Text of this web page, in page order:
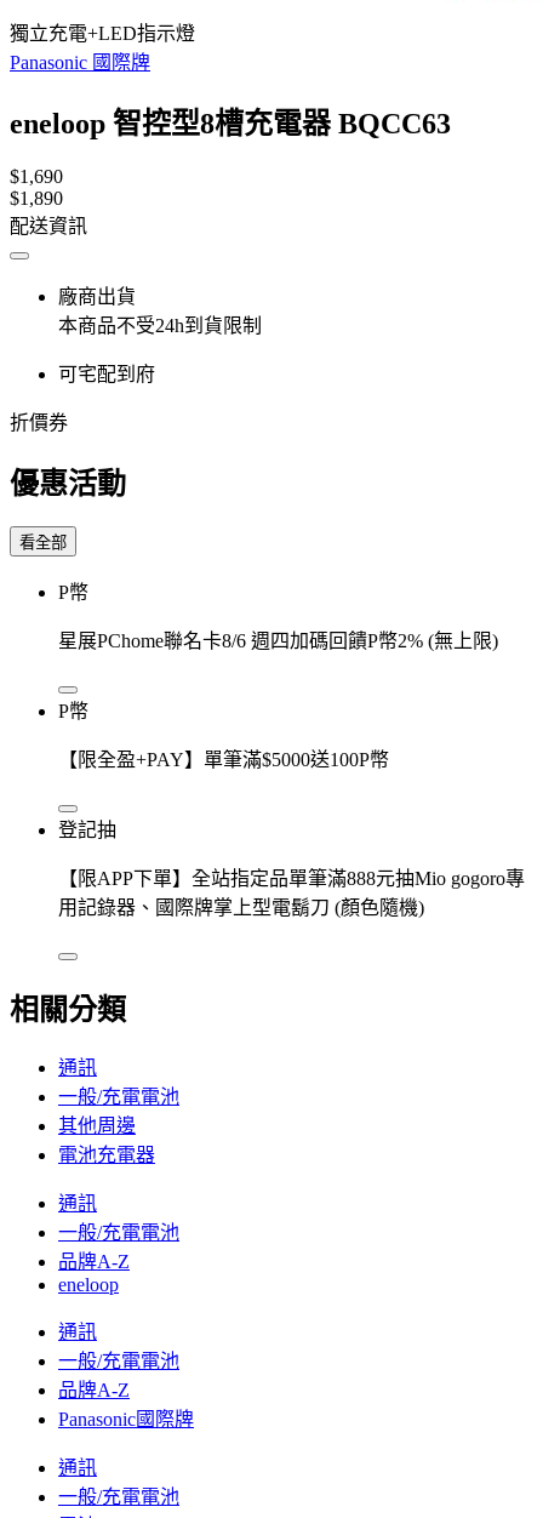
獨立充電+LED指示燈
Panasonic 國際牌
eneloop 智控型8槽充電器 BQCC63
$1,690
$1,890
配送資訊
廠商出貨
本商品不受24h到貨限制
可宅配到府
折價券
優惠活動
看全部
P幣
星展PChome聯名卡8/6 週四加碼回饋P幣2% (無上限)
P幣
【限全盈+PAY】單筆滿$5000送100P幣
登記抽
【限APP下單】全站指定品單筆滿888元抽Mio gogoro專
用記錄器、國際牌掌上型電鬍刀 (顏色隨機)
相關分類
通訊
一般/充電電池
其他周邊
電池充電器
通訊
一般/充電電池
品牌A-Z
eneloop
通訊
一般/充電電池
品牌A-Z
Panasonic國際牌
通訊
一般/充電電池